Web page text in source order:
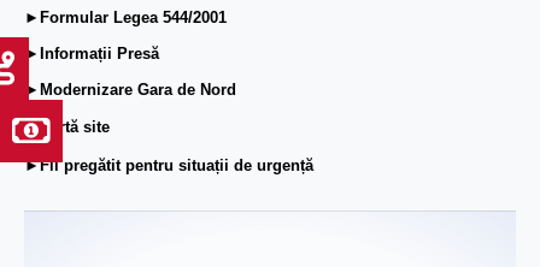
►Formular Legea 544/2001
►Informații Presă
►Modernizare Gara de Nord
►Hartă site
►Fii pregătit pentru situații de urgență